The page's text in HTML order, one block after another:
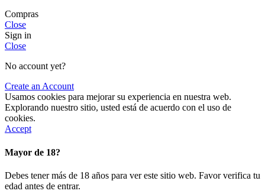
Compras
Close
Sign in
Close
No account yet?
Create an Account
Usamos cookies para mejorar su experiencia en nuestra web.
Explorando nuestro sitio, usted está de acuerdo con el uso de
cookies.
Accept
Mayor de 18?
Debes tener más de 18 años para ver este sitio web. Favor verifica tu
edad antes de entrar.